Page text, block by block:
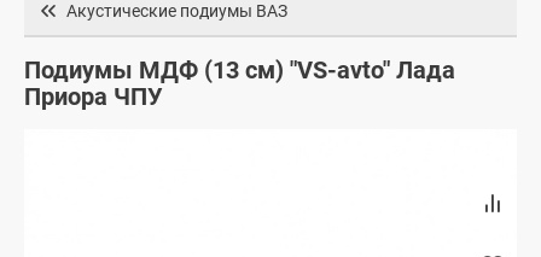
Акустические подиумы ВАЗ
Подиумы МДФ (13 см) "VS-avto" Лада
Приора ЧПУ